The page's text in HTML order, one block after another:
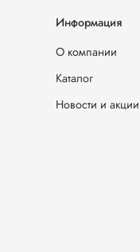
Информация
О компании
Каталог
Новости и акции